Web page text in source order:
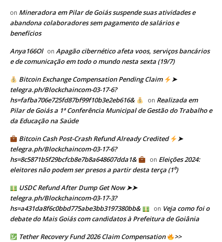
on Mineradora em Pilar de Goiás suspende suas atividades e
abandona colaboradores sem pagamento de salários e
benefícios
Anya166Ol on Apagão cibernético afeta voos, serviços bancários
e de comunicação em todo o mundo nesta sexta (19/7)
Bitcoin Exchange Compensation Pending Claim
➤
telegra.ph/Blockchaincom-03-17-6?
hs=fafba706e725fd87bf99f10b3e2eb616&
on Realizada em
Pilar de Goiás a 1ª Conferência Municipal de Gestão do Trabalho e
da Educação na Saúde
Bitcoin Cash Post-Crash Refund Already Credited
➤
telegra.ph/Blockchaincom-03-17-6?
hs=8c5871b5f29bcfcb8e7b8a648607dda1&
on Eleições 2024:
eleitores não podem ser presos a partir desta terça (1⁰)
USDC Refund After Dump Get Now ➤➤
telegra.ph/Blockchaincom-03-17-3?
hs=a431da8f6c0bbd775abe3bb3197380bb&
on Veja como foi o
debate do Mais Goiás com candidatos à Prefeitura de Goiânia
Tether Recovery Fund 2026 Claim Compensation
>>